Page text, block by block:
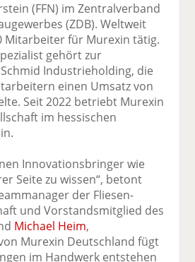
o
k
te
il
e
n
n
te
il
n
er
se
n
e
n
(FFN) im Zentralverband
(ZDB). Weltweit
Mitarbeiter für Murexin tätig.
gehört zur
Industrieholding, die
einen Umsatz von
Seit 2022 betriebt Murexin
im hessischen
Innovationsbringer wie
Seite zu wissen“, betont
der Fliesen-
und Vorstandsmitglied des
Michael Heim,
Murexin Deutschland fügt
im Handwerk entstehen